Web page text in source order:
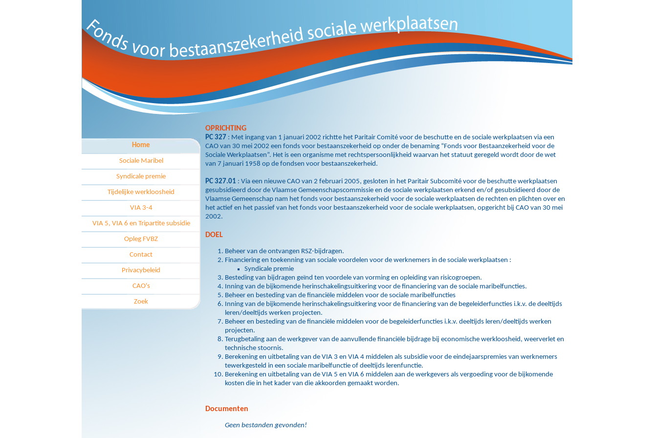
Home
Sociale Maribel
Syndicale premie
Tijdelijke werkloosheid
VIA 3-4
VIA 5, VIA 6 en Tripartite subsidie
Opleg FVBZ
Contact
Privacybeleid
CAO's
Zoek
OPRICHTING
PC 327 : Met ingang van 1 januari 2002 richtte het Paritair Comité voor de beschutte en de sociale werkplaatsen via een
CAO van 30 mei 2002 een fonds voor bestaanszekerheid op onder de benaming “Fonds voor Bestaanzekerheid voor de
Sociale Werkplaatsen”. Het is een organisme met rechtspersoonlijkheid waarvan het statuut geregeld wordt door de wet
van 7 januari 1958 op de fondsen voor bestaanszekerheid.
PC 327.01 : Via een nieuwe CAO van 2 februari 2005, gesloten in het Paritair Subcomité voor de beschutte werkplaatsen
gesubsidieerd door de Vlaamse Gemeenschapscommissie en de sociale werkplaatsen erkend en/of gesubsidieerd door de
Vlaamse Gemeenschap nam het fonds voor bestaanszekerheid voor de sociale werkplaatsen de rechten en plichten over en
het actief en het passief van het fonds voor bestaanszekerheid voor de sociale werkplaatsen, opgericht bij CAO van 30 mei
2002.
DOEL
Beheer van de ontvangen RSZ-bijdragen.
Financiering en toekenning van sociale voordelen voor de werknemers in de sociale werkplaatsen :
Syndicale premie
Besteding van bijdragen geïnd ten voordele van vorming en opleiding van risicogroepen.
Inning van de bijkomende herinschakelingsuitkering voor de financiering van de sociale maribelfuncties.
Beheer en besteding van de financiële middelen voor de sociale maribelfuncties
Inning van de bijkomende herinschakelingsuitkering voor de financiering van de begeleiderfuncties i.k.v. de deeltijds
leren/deeltijds werken projecten.
Beheer en besteding van de financiële middelen voor de begeleiderfuncties i.k.v. deeltijds leren/deeltijds werken
projecten.
Terugbetaling aan de werkgever van de aanvullende financiële bijdrage bij economische werkloosheid, weerverlet en
technische stoornis.
Berekening en uitbetaling van de VIA 3 en VIA 4 middelen als subsidie voor de eindejaarspremies van werknemers
tewerkgesteld in een sociale maribelfunctie of deeltijds lerenfunctie.
Berekening en uitbetaling van de VIA 5 en VIA 6 middelen aan de werkgevers als vergoeding voor de bijkomende
kosten die in het kader van die akkoorden gemaakt worden.
Documenten
Geen bestanden gevonden!